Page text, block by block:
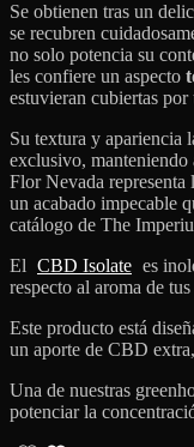
Se obtienen tras un
se recubren
no solo potencia su
les confiere un aspecto
estuvieran cubiertas
Su textura y apariencia
exclusivo,
Flor Nevada representa
un acabado impecable
catálogo de The
El CBD Isolate es
respecto al aroma de
Este producto está
un aporte de CBD
Una de nuestras
potenciar la